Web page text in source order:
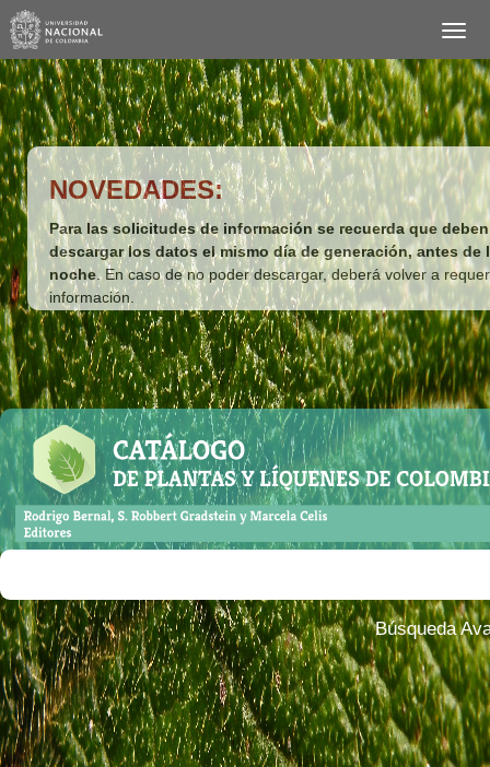
NOVEDADES:
Para las solicitudes de información se recuerda que deben
descargar los datos el mismo día de generación, antes de
noche. En caso de no poder descargar, deberá volver a
información.
Búsqueda